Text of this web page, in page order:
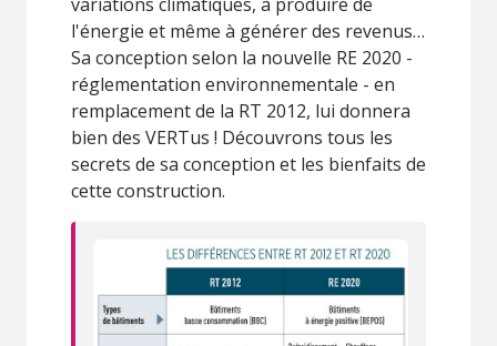
l'énergie et même à générer des revenus…
Sa conception selon la nouvelle RE 2020 -
réglementation environnementale - en
remplacement de la RT 2012, lui donnera
bien des VERTus ! Découvrons tous les
secrets de sa conception et les bienfaits de
cette construction.